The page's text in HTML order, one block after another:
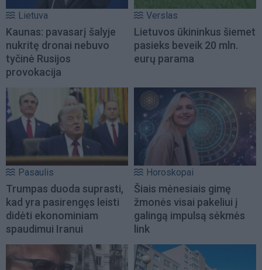
Lietuva
Kaunas: pavasarį šalyje
nukritę dronai nebuvo
tyčinė Rusijos
provokacija
Verslas
Lietuvos ūkininkus šiemet
pasieks beveik 20 mln.
eurų parama
Pasaulis
Trumpas duoda suprasti,
kad yra pasirengęs leisti
didėti ekonominiam
spaudimui Iranui
Horoskopai
Šiais mėnesiais gimę
žmonės visai pakeliui į
galingą impulsą sėkmės
link